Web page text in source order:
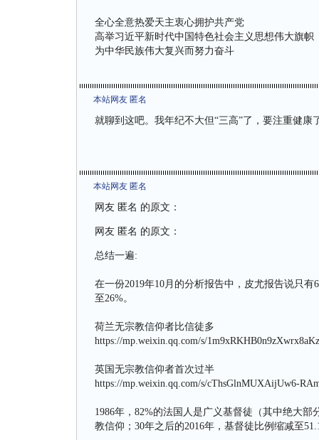
全心全意热爱天主衷心拥护共产党
高举习近平新时代中国特色社会主义思想伟大旗帜
为中华民族伟大复兴而努力奋斗
本站网友 匿名
就聊到这吧。我年纪不大但“三高”了，要注重健康
本站网友 匿名
网友 匿名 的原文：
网友 匿名 的原文：
总结一遍:
在一份2019年10月的分析报告中，皮尤报告说只
至26%。
荷兰无宗教信仰者比信徒多
https://mp.weixin.qq.com/s/
英国无宗教信仰者首次过半
https://mp.weixin.qq.com/s/cThsGlnMUXAijUw6-
1986年，82%的法国人是广义基督徒（其中绝大
教信仰；30年之后的2016年，基督徒比例缩减至